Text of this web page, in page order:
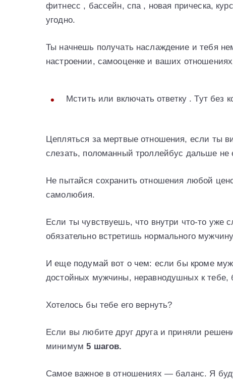
фитнесс , бассейн, спа , новая прическа,
угодно.
Ты начнешь получать наслаждение и тебя
настроении, самооценке и ваших
Мстить или включать ответку . Тут без
Цепляться за мертвые отношения, если ты
слезать, поломанный троллейбус дальше не
Не пытайся сохранить отношения любой
самолюбия.
Если ты чувствуешь, что внутри что-то уже
обязательно встретишь нормального
И еще подумай вот о чем: если бы кроме
достойных мужчины, неравнодушных к
Хотелось бы тебе его вернуть?
Если вы любите друг друга и приняли
минимум5 шагов.
Самое важное в отношениях — баланс. Я